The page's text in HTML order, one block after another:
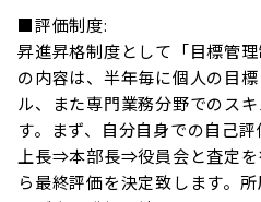
■評価制度:
昇進昇格制度として「目標管
の内容は、半年毎に個人の目
ル、また専門業務分野でのス
す。まず、自分自身での自己
上長⇒本部長⇒役員会と査定を
ら最終評価を決定致します。